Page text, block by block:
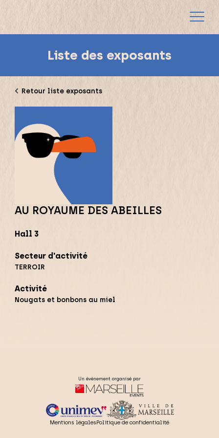
Liste des exposants
Retour liste exposants
AU ROYAUME DES ABEILLES
Hall 3
Secteur d'activité
TERROIR
Activité
Nougats et bonbons au miel
Un événement organisé par
Mentions légalesPolitique de confidentialité